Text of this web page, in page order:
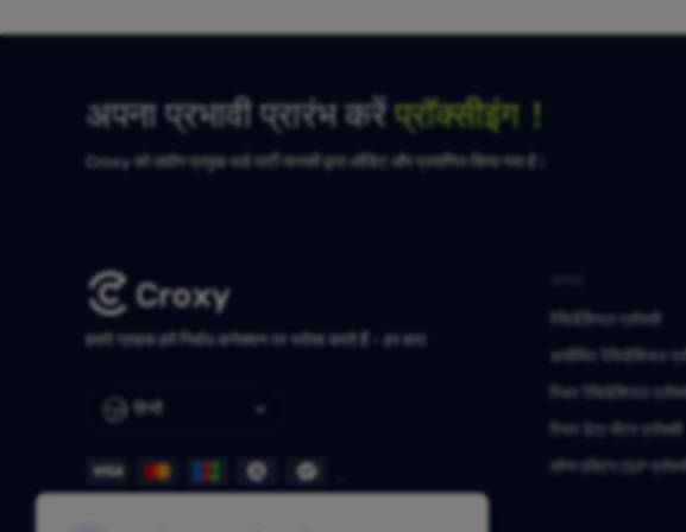
अपना प्रभावी प्रारंभ करेंप्रॉक्सीइंग！
Croxy को उद्योग प्रमुख थर्ड पार्टी मानकों द्वारा ऑडिट और प्रमाणित किया गया है।
हमारे ग्राहक हमें निर्बाध कनेक्शन पर भरोसा करते हैं - हर बार!
हिन्दी
रेसिडेंशियल प्रॉक्सी
असीमित रेसिडेंशियल
स्थिर रेसिडेंशियल
स्थिर डेटा सेंटर प्रॉक्सी
लॉन्ग एक्टिंग ISP